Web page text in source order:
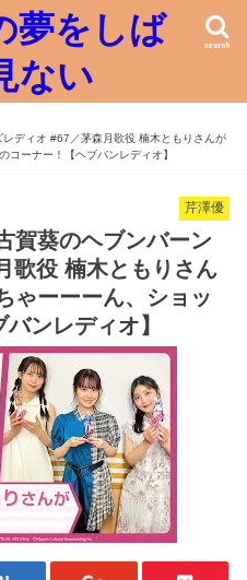
夢をしば
ない
search
レディオ #67／茅森月歌役 楠木ともりさんが
コーナー！【ヘブバンレディオ】
芹澤優
賀葵のヘブンバーン
歌役 楠木ともりさん
ゃーーーん、ショッ
ンレディオ】